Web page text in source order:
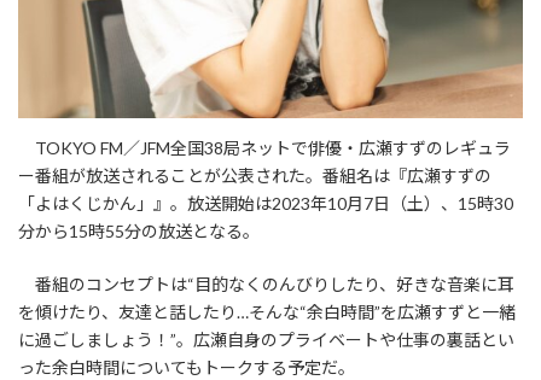
TOKYO FM／JFM全国38局ネットで俳優・広瀬すずのレギュラ
ー番組が放送されることが公表された。番組名は『広瀬すずの
「よはくじかん」』。放送開始は2023年10月7日（土）、15時30
分から15時55分の放送となる。
番組のコンセプトは“目的なくのんびりしたり、好きな音楽に耳
を傾けたり、友達と話したり…そんな“余白時間”を広瀬すずと一緒
に過ごしましょう！”。広瀬自身のプライベートや仕事の裏話とい
った余白時間についてもトークする予定だ。